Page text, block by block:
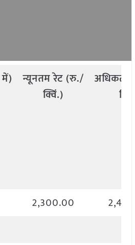
में) न्यूनतमरेट (रु./
क्विं.)
अधिकतम
क्विं
2,300.00